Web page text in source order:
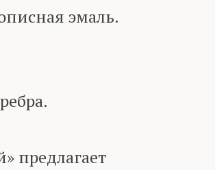
эмаль.
предлагает